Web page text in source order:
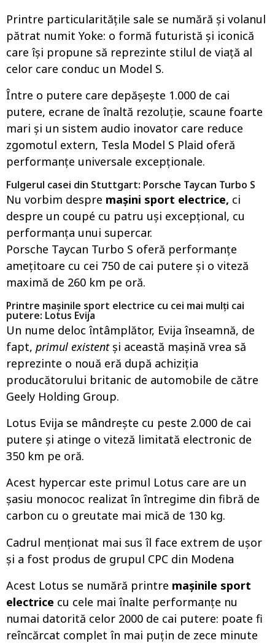
Printre particularitățile sale se numără și volanul
pătrat numit Yoke: o formă futuristă și iconică
care își propune să reprezinte stilul de viață al
celor care conduc un Model S.
Între o putere care depășește 1.000 de cai
putere, ecrane de înaltă rezoluție, scaune foarte
mari și un sistem audio inovator care reduce
zgomotul extern, Tesla Model S Plaid oferă
performanțe universale excepționale.
Fulgerul casei din Stuttgart: Porsche Taycan Turbo S
Nu vorbim despre mașini sport electrice, ci
despre un coupé cu patru uși excepțional, cu
performanța unui supercar.
Porsche Taycan Turbo S oferă performanțe
amețitoare cu cei 750 de cai putere și o viteză
maximă de 260 km pe oră.
Printre mașinile sport electrice cu cei mai mulți cai
putere: Lotus Evija
Un nume deloc întâmplător, Evija înseamnă, de
fapt, primul existentși această mașină vrea să
reprezinte o nouă eră după achiziția
producătorului britanic de automobile de către
Geely Holding Group.
Lotus Evija se mândrește cu peste 2.000 de cai
putere și atinge o viteză limitată electronic de
350 km pe oră.
Acest hypercar este primul Lotus care are un
șasiu monococ realizat în întregime din fibră de
carbon cu o greutate mai mică de 130 kg.
Cadrul menționat mai sus îl face extrem de ușor
și a fost produs de grupul CPC din Modena
Acest Lotus se numără printre mașinile sport
electrice cu cele mai înalte performanțe nu
numai datorită celor 2000 de cai putere: poate fi
reîncărcat complet în mai puțin de zece minute